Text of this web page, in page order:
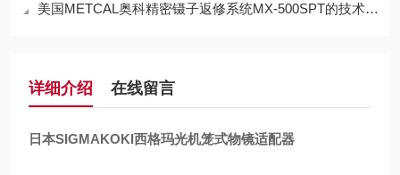
美国METCAL奥科精密镊子返修系统MX-500SPT的技术参数
详细介绍 在线留言
日本SIGMAKOKI西格玛光机笼式物镜适配器